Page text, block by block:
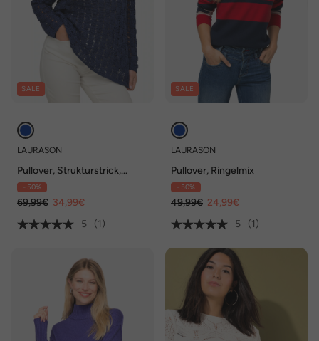
SALE
LAURASON
Pullover, Strukturstrick,
Bändchengarn, Langarm
- 50%
69,99€ 34,99€
5
(1)
SALE
LAURASON
Pullover, Ringelmix
- 50%
49,99€ 24,99€
5
(1)